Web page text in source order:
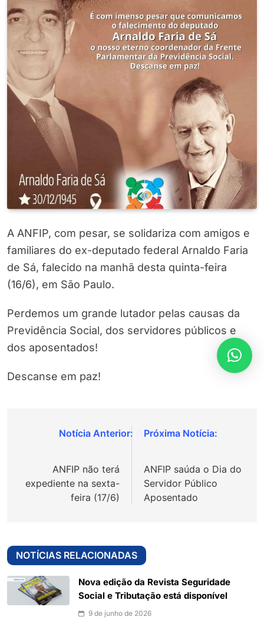
A ANFIP, com pesar, se solidariza com amigos e
familiares do ex-deputado federal Arnaldo Faria
de Sá, falecido na manhã desta quinta-feira
(16/6), em São Paulo.
Perdemos um grande lutador pelas causas da
Previdência Social, dos servidores públicos e
dos aposentados!
Descanse em paz!
Navegação
Post
ANFIP não terá
expediente na sexta-
feira (17/6)
ANFIP saúda o Dia do
Servidor Público
Aposentado
NOTÍCIAS RELACIONADAS
Nova edição da Revista Seguridade
Social e Tributação está disponível
9 de junho de 2026